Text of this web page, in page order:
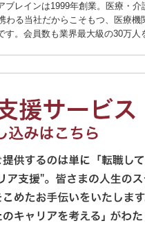
ブレインは1999年創業。医療・介
わる当社だからこそもつ、医療
す。会員数も業界最大級の30万人